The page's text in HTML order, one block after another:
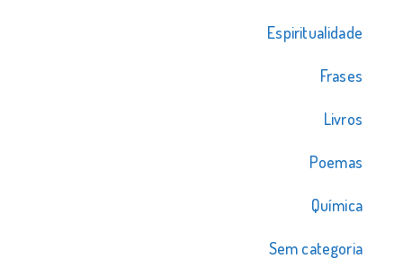
Espiritualidade
Frases
Livros
Poemas
Química
Sem categoria